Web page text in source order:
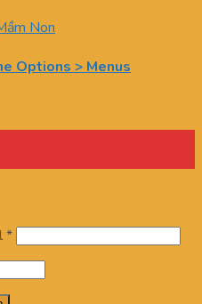
Non
Options > Menus
*